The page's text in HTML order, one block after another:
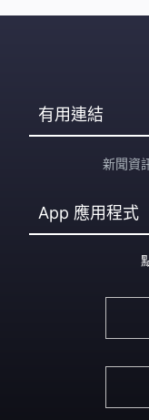
有用連結
新聞資
App 應用程式